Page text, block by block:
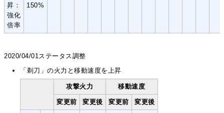
昇：
強化
倍率
150%
2020/04/01ステータス調整
「剃刀」の火力と移動速度を上昇
攻撃火力 移動速度
変更前 変更後 変更前 変更後